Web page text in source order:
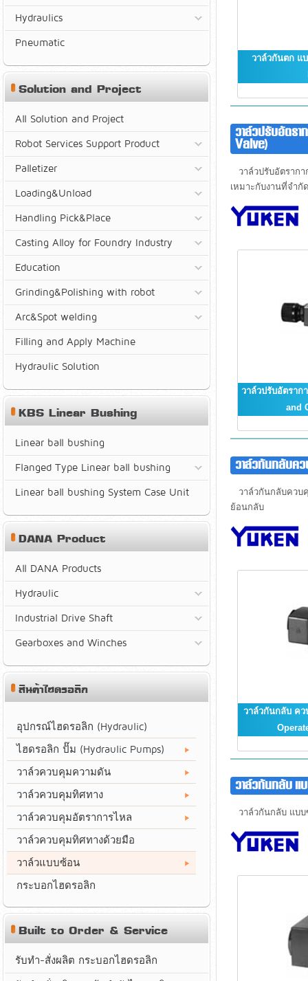
วาล์วกันตก แ
วาล์วปรับอัตร
Valve)
วาล์วปรับอัตรากา
เหมาะกับงานที่จำกั
วาล์วปรับอัตราก
and
วาล์วกันกลับค
วาล์วกันกลับควบ
ย้อนกลับ
วาล์วกันกลับ ค
วาล์วกันกลับ
วาล์วกันกลับ แบบ
Hydraulics
Pneumatic
Solution and Project
All Solution and Project
Robot Services Support Product
Palletizer
Loading&Unload
Handling Pick&Place
Casting Alloy for Foundry Industry
Education
Grinding&Polishing with robot
Arc&Spot welding
Filling and Apply Machine
Hydraulic Solution
KBS Linear Bushing
Linear ball bushing
Flanged Type Linear ball bushing
Linear ball bushing System Case Unit
DANA Product
All DANA Products
Hydraulic
Industrial Drive Shaft
Gearboxes and Winches
สินค้าไฮดรอลิก
อุปกรณ์ไฮดรอลิก (Hydraulic)
ไฮดรอลิก ปั๊ม (Hydraulic Pumps)
วาล์วควบคุมความดัน
วาล์วควบคุมทิศทาง
วาล์วควบคุมอัตราการไหล
วาล์วควบคุมทิศทางด้วยมือ
วาล์วแบบซ้อน
กระบอกไฮดรอลิก
Built to Order & Service
รับทำ-สั่งผลิต กระบอกไฮดรอลิก